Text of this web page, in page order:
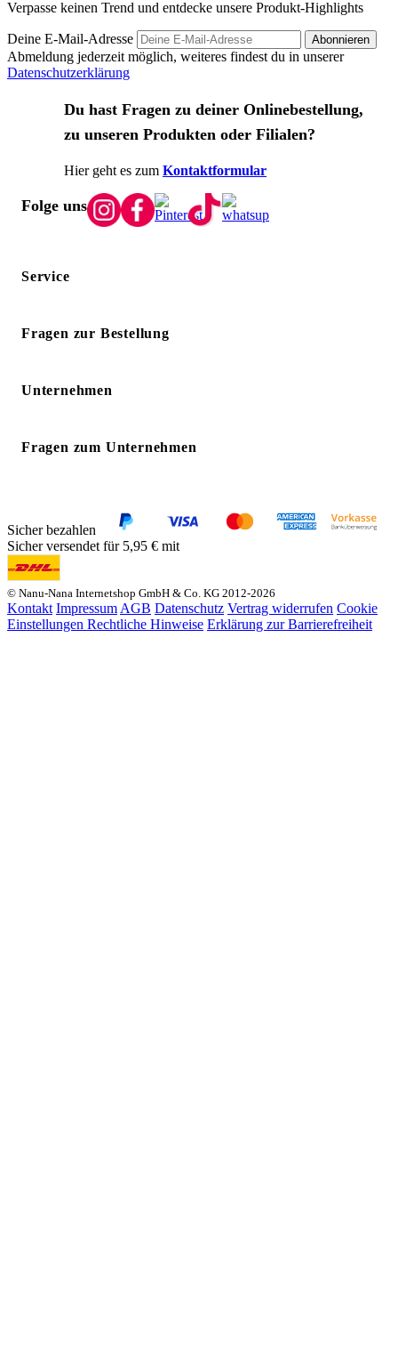
Verpasse keinen Trend und entdecke unsere Produkt-Highlights
Deine E-Mail-Adresse Abonnieren
Abmeldung jederzeit möglich, weiteres findest du in unserer
Datenschutzerklärung
Du hast Fragen zu deiner Onlinebestellung,
zu unseren Produkten oder Filialen?
Hier geht es zum Kontaktformular
Folge uns
Service
Fragen zur Bestellung
Unternehmen
Fragen zum Unternehmen
Sicher bezahlen
Sicher versendet für 5,95 € mit
© Nanu-Nana Internetshop GmbH & Co. KG 2012-2026
Kontakt Impressum AGB Datenschutz Vertrag widerrufen Cookie
Einstellungen Rechtliche Hinweise Erklärung zur Barrierefreiheit